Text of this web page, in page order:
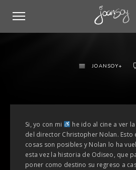
JOANSOY+
Si, yo con mi
he ido al cine a ver
del director Christopher Nolan. Esto
cosas son posibles y Nolan lo ha
esta vez la historia de Odiseo, que
poner como destino su regreso a